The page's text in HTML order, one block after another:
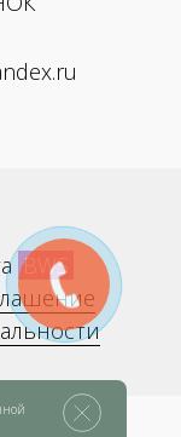
BWS